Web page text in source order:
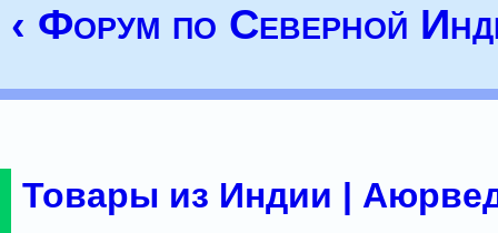
‹ Форум по Северной
Товары из Индии |